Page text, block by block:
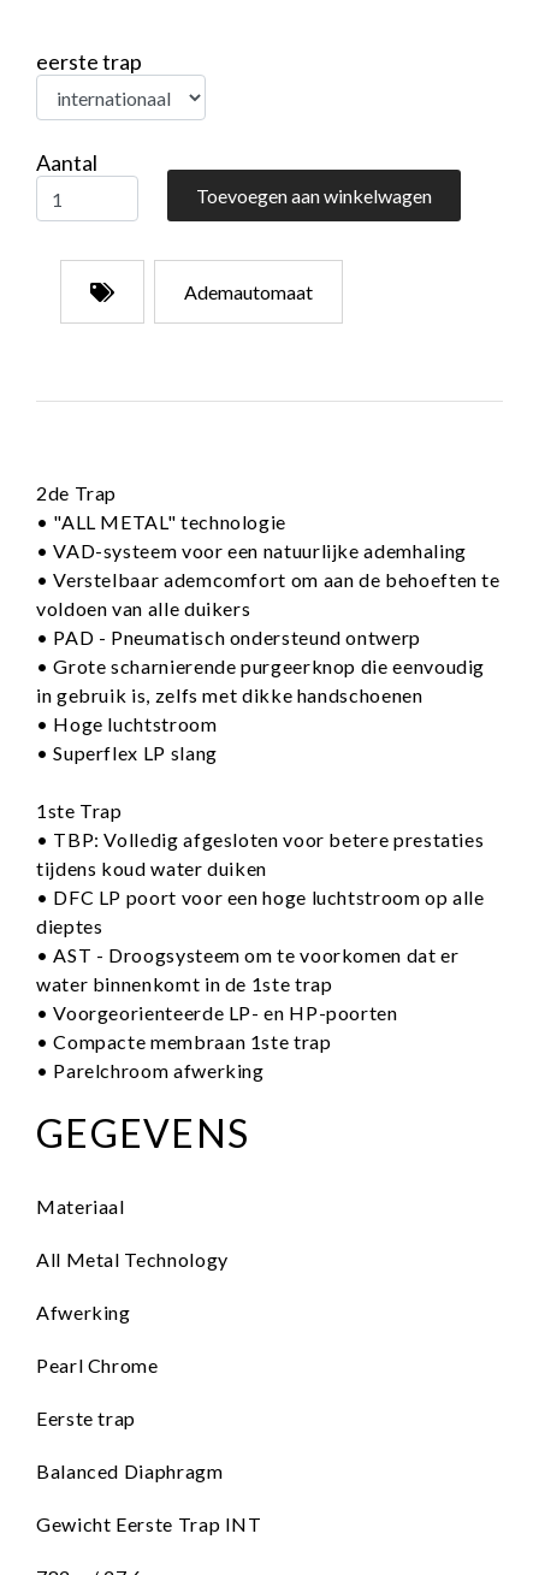
eerste trap
Aantal
Toevoegen aan winkelwagen
Ademautomaat
2de Trap
• "ALL METAL" technologie
• VAD-systeem voor een natuurlijke ademhaling
• Verstelbaar ademcomfort om aan de behoeften te
voldoen van alle duikers
• PAD - Pneumatisch ondersteund ontwerp
• Grote scharnierende purgeerknop die eenvoudig
in gebruik is, zelfs met dikke handschoenen
• Hoge luchtstroom
• Superflex LP slang
1ste Trap
• TBP: Volledig afgesloten voor betere prestaties
tijdens koud water duiken
• DFC LP poort voor een hoge luchtstroom op alle
dieptes
• AST - Droogsysteem om te voorkomen dat er
water binnenkomt in de 1ste trap
• Voorgeorienteerde LP- en HP-poorten
• Compacte membraan 1ste trap
• Parelchroom afwerking
GEGEVENS
Materiaal
All Metal Technology
Afwerking
Pearl Chrome
Eerste trap
Balanced Diaphragm
Gewicht Eerste Trap INT